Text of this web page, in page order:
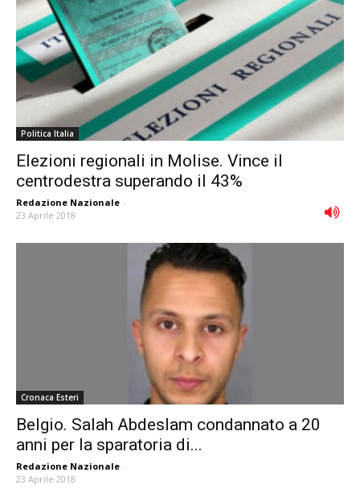
Politica Italia
Elezioni regionali in Molise. Vince il
centrodestra superando il 43%
Redazione Nazionale -
23 Aprile 2018
Cronaca Esteri
Belgio. Salah Abdeslam condannato a 20
anni per la sparatoria di...
Redazione Nazionale -
23 Aprile 2018